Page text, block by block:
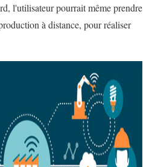
l'utilisateur pourrait même prendre
à distance, pour réaliser